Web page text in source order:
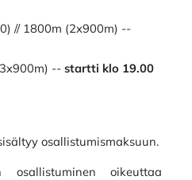
// 1800m (2x900m) --
-- startti klo 19.00
osallistumismaksuun.
osallistuminen oikeuttaa